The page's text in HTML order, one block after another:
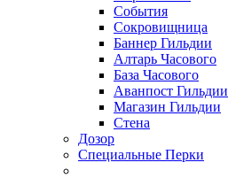
События
Сокровищница
Баннер Гильдии
Алтарь Часового
База Часового
Аванпост Гильдии
Магазин Гильдии
Стена
Дозор
Специальные Перки